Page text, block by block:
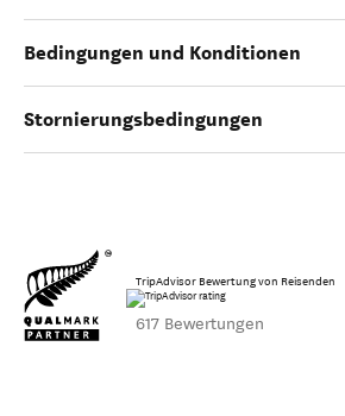
Bedingungen und Konditionen
Stornierungsbedingungen
TripAdvisor Bewertung von Reisenden
617 Bewertungen